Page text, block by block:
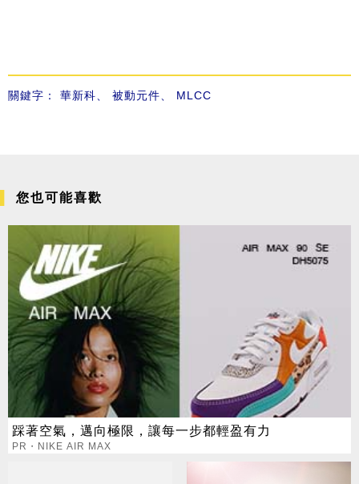
關鍵字： 華新科 被動元件 MLCC
您也可能喜歡
踩著空氣，邁向極限，讓每一步都輕盈有力
PR・NIKE AIR MAX